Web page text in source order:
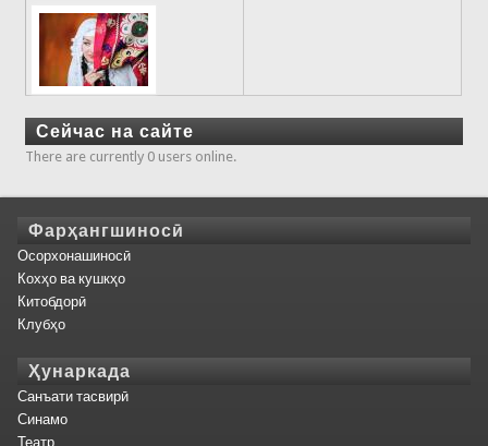
Сейчас на сайте
There are currently 0 users online.
Фарҳангшиносӣ
Осорхонашиносӣ
Кохҳо ва кушкҳо
Китобдорӣ
Клубҳо
Ҳунаркада
Санъати тасвирӣ
Синамо
Театр